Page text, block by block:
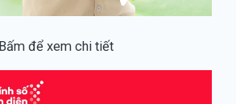
Bấm để xem chi tiết